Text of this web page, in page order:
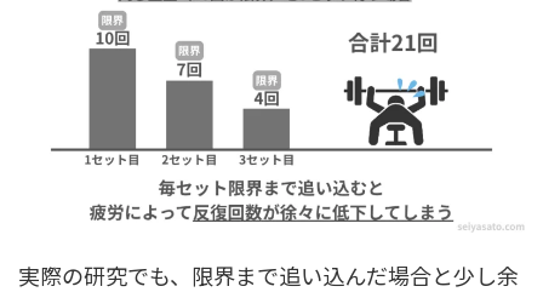
実際の研究でも、限界まで追い込んだ場合と少し余